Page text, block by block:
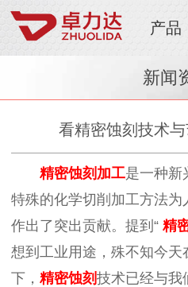
产品
新闻
看精密蚀刻技术
精密蚀刻 加工是一种新
特殊的化学切削加工方法
作出了突出贡献。提到“ 精
想到工业用途，殊不知今天
下， 精密蚀刻技术已经与我